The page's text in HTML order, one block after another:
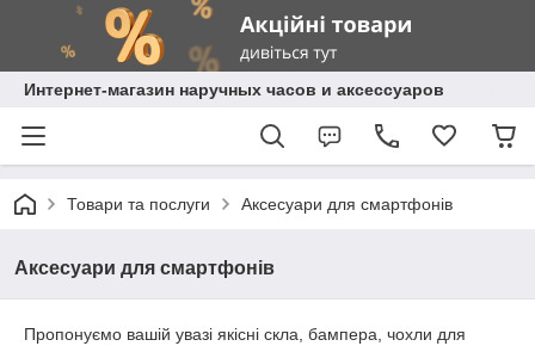
Интернет-магазин наручных часов и аксессуаров
Товари та послуги Аксесуари для смартфонів
Аксесуари для смартфонів
Пропонуємо вашій увазі якісні скла, бампера, чохли для